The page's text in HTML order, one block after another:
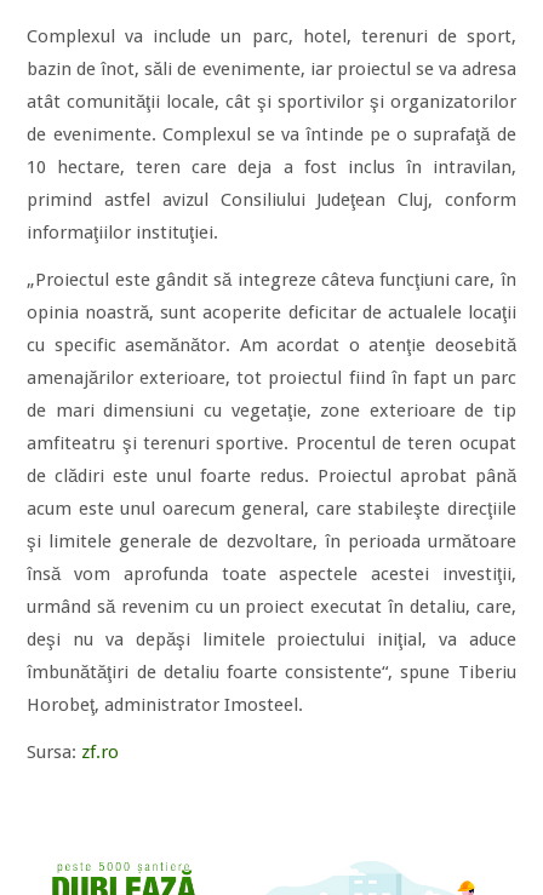
Complexul va include un parc, hotel, terenuri de sport,
bazin de înot, săli de evenimente, iar proiectul se va adresa
atât comunităţii locale, cât şi sportivilor şi organizatorilor
de evenimente. Complexul se va întinde pe o suprafaţă de
10 hectare, teren care deja a fost inclus în intravilan,
primind astfel avizul Consiliului Judeţean Cluj, conform
informaţiilor instituţiei.
„Proiectul este gândit să integreze câteva funcţiuni care, în
opinia noastră, sunt acoperite deficitar de actualele locaţii
cu specific asemănător. Am acor­dat o atenţie deosebită
amena­jă­rilor exterioare, tot proiectul fiind în fapt un parc
de mari dimensiuni cu vegetaţie, zone exterioare de tip
amfi­teatru şi terenuri sportive. Procentul de teren ocupat
de clădiri este unul foarte redus. Proiectul aprobat până
acum este unul oarecum general, care stabileşte direcţiile
şi limitele generale de dezvoltare, în perioada următoare
însă vom aprofunda toate aspectele acestei investiţii,
urmând să revenim cu un proiect executat în detaliu, care,
deşi nu va depăşi limitele proiectului iniţial, va aduce
îmbunătăţiri de detaliu foarte consistente“, spune Tiberiu
Horobeţ, administrator Imosteel.
Sursa: zf.ro